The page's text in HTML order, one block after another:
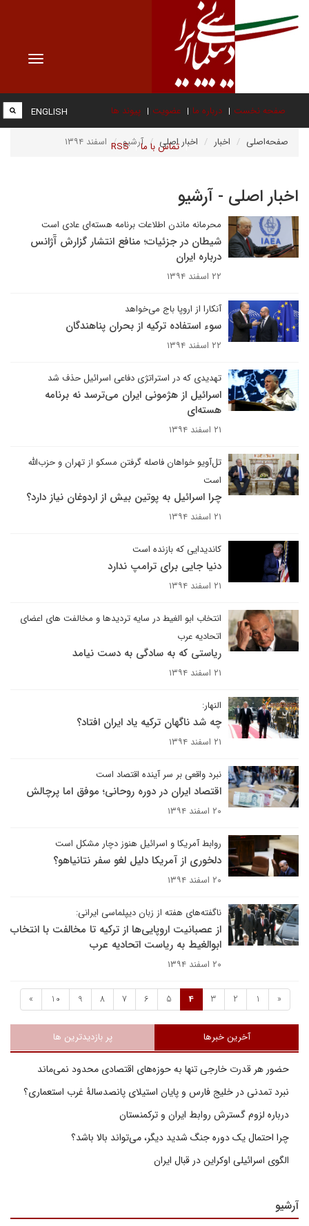
Toggle
صفحه نخست درباره ما عضویت پیوند ها
تماس با ما RSS
ENGLISH
صفحه‌اصلی اخبار اخبار اصلی آرشیو اسفند ۱۳۹۴
اخبار اصلی - آرشیو
محرمانه ماندن اطلاعات برنامه هسته‌ای عادی است
شیطان در جزئیات؛ منافع انتشار گزارش آٓژانس
درباره ایران
۲۲ اسفند ۱۳۹۴
آنکارا از اروپا باج می‌خواهد
سوء استفاده ترکیه از بحران پناهندگان
۲۲ اسفند ۱۳۹۴
تهدیدی که در استراتژی دفاعی اسرائیل حذف شد
اسرائیل از هژمونی ایران می‌ترسد نه برنامه
هسته‌ای
۲۱ اسفند ۱۳۹۴
تل‌آویو خواهان فاصله گرفتن مسکو از تهران و حزب‌الله
است
چرا اسرائیل به پوتین بیش از اردوغان نیاز دارد؟
۲۱ اسفند ۱۳۹۴
کاندیدایی که بازنده است
دنیا جایی برای ترامپ ندارد
۲۱ اسفند ۱۳۹۴
انتخاب ابو الغیط در سایه تردیدها و مخالفت های اعضای
اتحادیه عرب
ریاستی که به سادگی به دست نیامد
۲۱ اسفند ۱۳۹۴
النهار:
چه شد ناگهان ترکیه یاد ایران افتاد؟
۲۱ اسفند ۱۳۹۴
نبرد واقعی بر سر آینده اقتصاد است
اقتصاد ایران در دوره روحانی؛ موفق اما پرچالش
۲۰ اسفند ۱۳۹۴
روابط آمریکا و اسرائیل هنوز دچار مشکل است
دلخوری از آمریکا دلیل لغو سفر نتانیاهو؟
۲۰ اسفند ۱۳۹۴
ناگفته‌های هفته از زبان دیپلماسی ایرانی:
از عصبانیت اروپایی‌ها از ترکیه تا مخالفت با انتخاب
ابوالغیط به ریاست اتحادیه عرب
۲۰ اسفند ۱۳۹۴
«
1
2
3
4
5
6
7
8
9
10
»
آخرین خبرها پر بازدیدترین ها
حضور هر قدرت خارجی تنها به حوزه‌های اقتصادی محدود نمی‌ماند
نبرد تمدنی در خلیج فارس و پایان استیلای پانصدسالۀ غرب استعماری؟
درباره لزوم گسترش روابط ایران و ترکمنستان
چرا احتمال یک دوره جنگ شدید دیگر، می‌تواند بالا باشد؟
الگوی اسرائیلی اوکراین در قبال ایران
آرشیو